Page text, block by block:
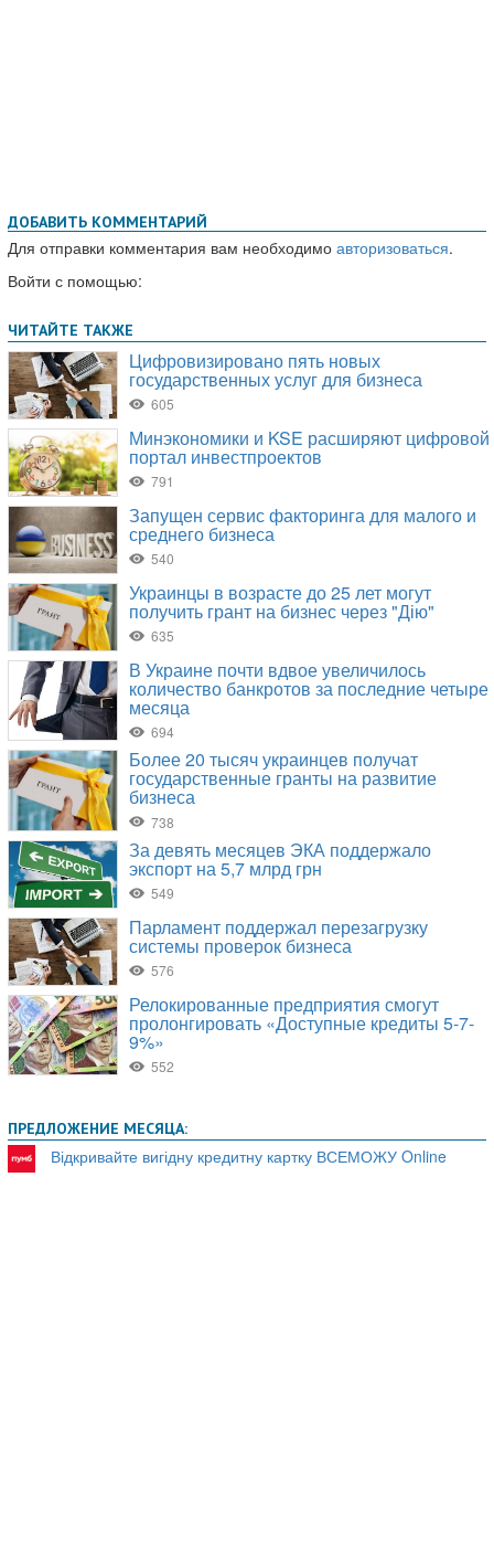
ДОБАВИТЬ КОММЕНТАРИЙ
Для отправки комментария вам необходимо авторизоваться.
Войти с помощью:
ПРЕДЛОЖЕНИЕ МЕСЯЦА:
Відкривайте вигідну кредитну картку ВСЕМОЖУ Online